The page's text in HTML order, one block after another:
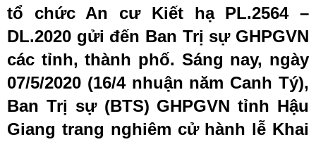
tổ chức An cư Kiết hạ PL.2564 –
DL.2020 gửi đến Ban Trị sự GHPGVN
các tỉnh, thành phố. Sáng nay, ngày
07/5/2020 (16/4 nhuận năm Canh Tý),
Ban Trị sự (BTS) GHPGVN tỉnh Hậu
Giang trang nghiêm cử hành lễ Khai